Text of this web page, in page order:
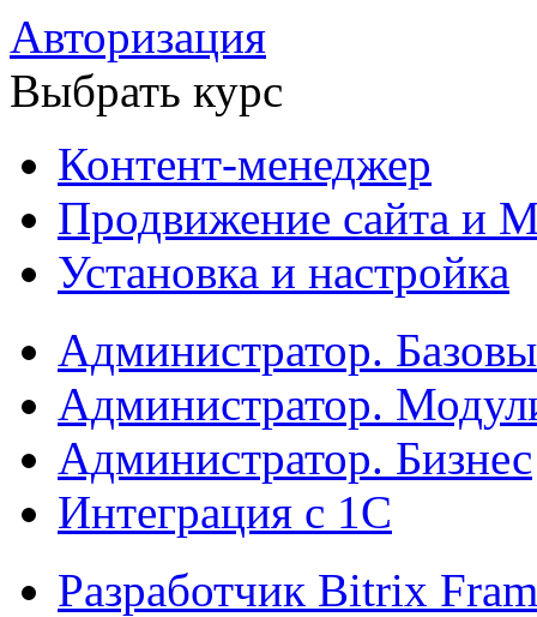
Авторизация
Выбрать курс
Контент-менеджер
Продвижение сайта и
Установка и настройка
Администратор.
Администратор.
Администратор. Бизнес
Интеграция с 1С
Разработчик Bitrix